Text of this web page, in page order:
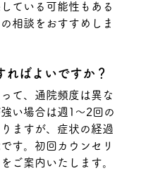
ている可能性もある
相談をおすすめしま
ればよいですか？
て、通院頻度は異な
い場合は週1〜2回の
ますが、症状の経過
す。初回カウンセリ
ご案内いたします。